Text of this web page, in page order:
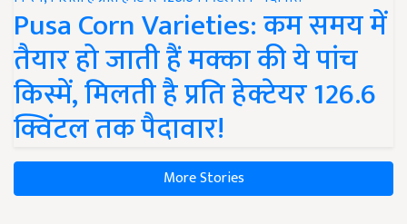
Pusa Corn Varieties: कम समय में
तैयार हो जाती हैं मक्का की ये पांच
किस्में, मिलती है प्रति हेक्टेयर 126.6
क्विंटल तक पैदावार!
More Stories